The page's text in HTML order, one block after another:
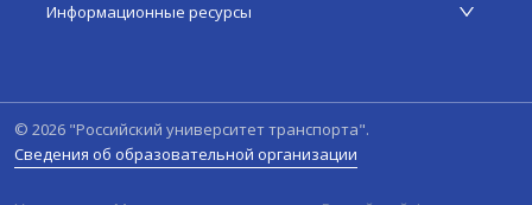
Информационные ресурсы
© 2026 "Российский университет транспорта".
Сведения об образовательной организации